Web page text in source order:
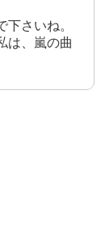
さいね。
は、嵐の曲